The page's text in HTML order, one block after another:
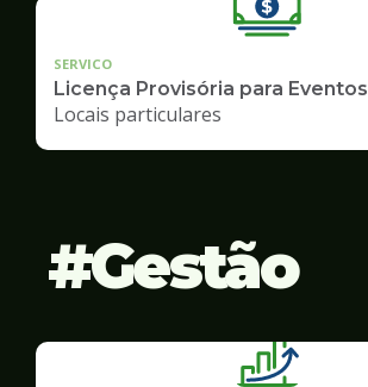
SERVICO
Licença Provisória para Eventos
Locais particulares
Gestão